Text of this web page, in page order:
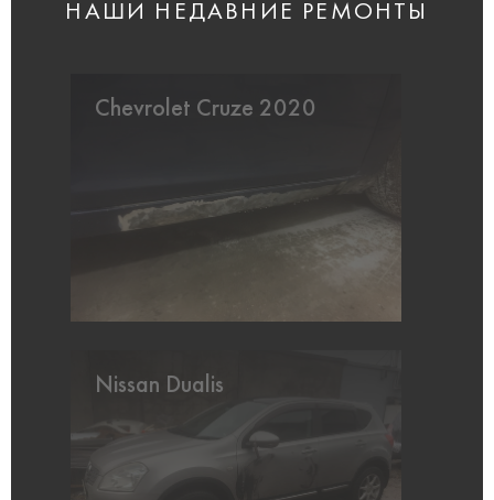
НАШИ НЕДАВНИЕ РЕМОНТЫ
Chevrolet Cruze 2020
Nissan Dualis